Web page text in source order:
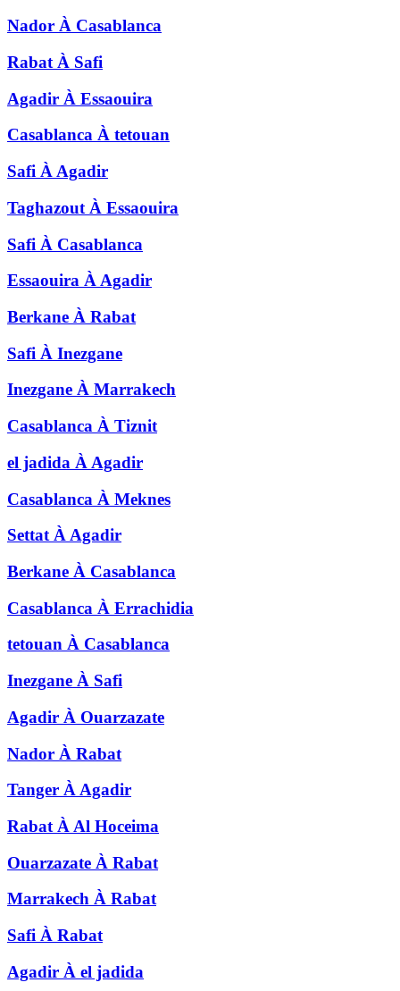
Nador À Casablanca
Rabat À Safi
Agadir À Essaouira
Casablanca À tetouan
Safi À Agadir
Taghazout À Essaouira
Safi À Casablanca
Essaouira ÀAgadir
Berkane À Rabat
Safi À Inezgane
Inezgane À Marrakech
Casablanca À Tiznit
el jadida À Agadir
Casablanca À Meknes
Settat ÀAgadir
Berkane À Casablanca
Casablanca À Errachidia
tetouan À Casablanca
Inezgane À Safi
Agadir À Ouarzazate
Nador À Rabat
Tanger ÀAgadir
Rabat À Al Hoceima
Ouarzazate À Rabat
Marrakech À Rabat
Safi À Rabat
Agadir À el jadida